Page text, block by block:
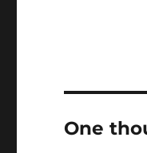
One